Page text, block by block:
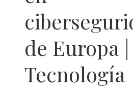
de Europa |
Tecnología